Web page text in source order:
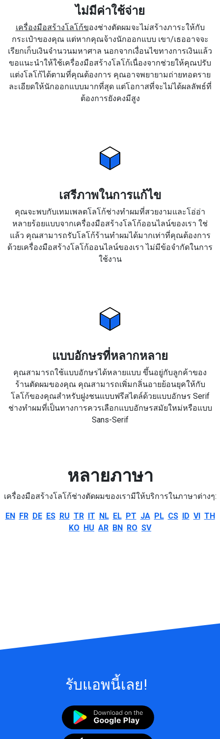
ไม่มีค่าใช้จ่าย
เครื่องมือสร้างโลโก้ของช่างตัดผมจะไม่สร้างภาระให้กับ
กระเป๋าของคุณ แต่หากคุณจ้างนักออกแบบ เขา/เธออาจจะ
เรียกเก็บเงินจำนวนมหาศาล นอกจากเงื่อนไขทางการเงินแล้ว
ขอแนะนำให้ใช้เครื่องมือสร้างโลโก้เนื่องจากช่วยให้คุณปรับ
แต่งโลโก้ได้ตามที่คุณต้องการ คุณอาจพยายามถ่ายทอดราย
ละเอียดให้นักออกแบบมากที่สุด แต่โอกาสที่จะไม่ได้ผลลัพธ์ที่
ต้องการยังคงมีสูง
เสรีภาพในการแก้ไข
คุณจะพบกับเทมเพลตโลโก้ช่างทำผมที่สวยงามและโอ่อ่า
หลายร้อยแบบจากเครื่องมือสร้างโลโก้ออนไลน์ของเรา ใช่
แล้ว คุณสามารถรับโลโก้ร้านทำผมได้มากเท่าที่คุณต้องการ
ด้วยเครื่องมือสร้างโลโก้ออนไลน์ของเรา ไม่มีข้อจำกัดในการ
ใช้งาน
แบบอักษรที่หลากหลาย
คุณสามารถใช้แบบอักษรได้หลายแบบ ขึ้นอยู่กับลูกค้าของ
ร้านตัดผมของคุณ คุณสามารถเพิ่มกลิ่นอายย้อนยุคให้กับ
โลโก้ของคุณสำหรับฝูงชนแบบฟรีสไตล์ด้วยแบบอักษร Serif
ช่างทำผมที่เป็นทางการควรเลือกแบบอักษรสมัยใหม่หรือแบบ
Sans-Serif
หลายภาษา
เครื่องมือสร้างโลโก้ช่างตัดผมของเรามีให้บริการในภาษาต่างๆ:
EN FR DE ES RU TR IT NL EL PT JA PL CS ID VI TH
KO HU AR BN RO SV
รับแอพนี้เลย!